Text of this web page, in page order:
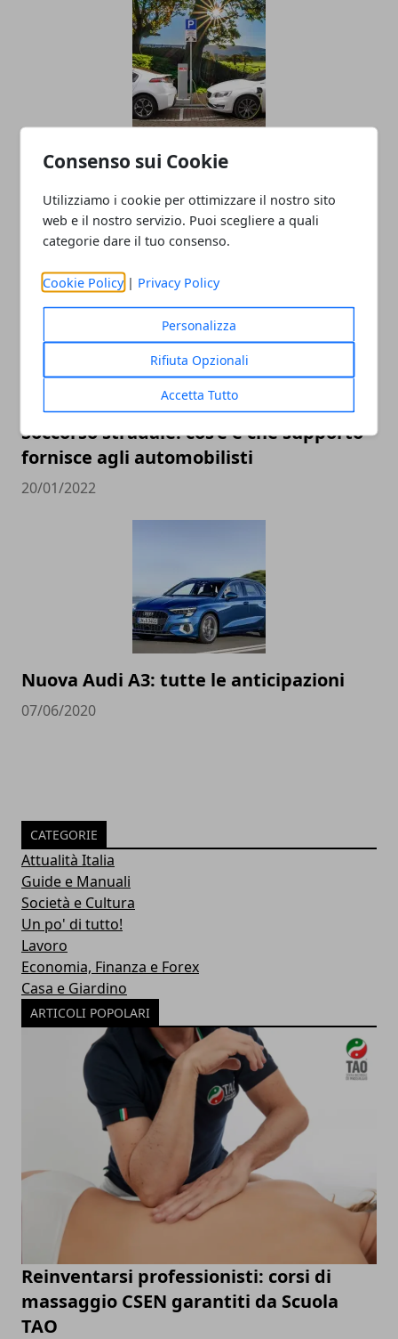
Consenso sui Cookie
Utilizziamo i cookie per ottimizzare il nostro sito
web e il nostro servizio. Puoi scegliere a quali
categorie dare il tuo consenso.
Cookie Policy | Privacy Policy
Personalizza
Rifiuta Opzionali
Accetta Tutto
Auto elettriche: perché possono essere
salvaguardia dell’ambiente
30/05/2022
Soccorso stradale: cos’è e che supporto
fornisce agli automobilisti
20/01/2022
Nuova Audi A3: tutte le anticipazioni
07/06/2020
CATEGORIE
Attualità Italia
Guide e Manuali
Società e Cultura
Un po' di tutto!
Lavoro
Economia, Finanza e Forex
Casa e Giardino
ARTICOLI POPOLARI
Reinventarsi professionisti: corsi di
massaggio CSEN garantiti da Scuola
TAO